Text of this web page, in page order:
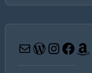
EmailWordPress